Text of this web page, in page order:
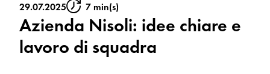
29.07.2025 7 min(s)
Azienda Nisoli: idee chiare e
lavoro di squadra